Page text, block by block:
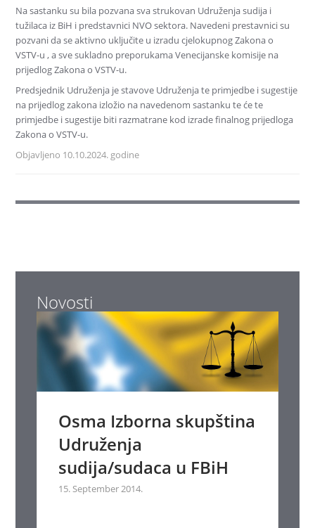
Na sastanku su bila pozvana sva strukovan Udruženja sudija i
tužilaca iz BiH i predstavnici NVO sektora. Navedeni prestavnici su
pozvani da se aktivno uključite u izradu cjelokupnog Zakona o
VSTV-u , a sve sukladno preporukama Venecijanske komisije na
prijedlog Zakona o VSTV-u.
Predsjednik Udruženja je stavove Udruženja te primjedbe i sugestije
na prijedlog zakona izložio na navedenom sastanku te će te
primjedbe i sugestije biti razmatrane kod izrade finalnog prijedloga
Zakona o VSTV-u.
Objavljeno 10.10.2024. godine
Novosti
Osma Izborna skupština
Udruženja
sudija/sudaca u FBiH
15. September 2014.